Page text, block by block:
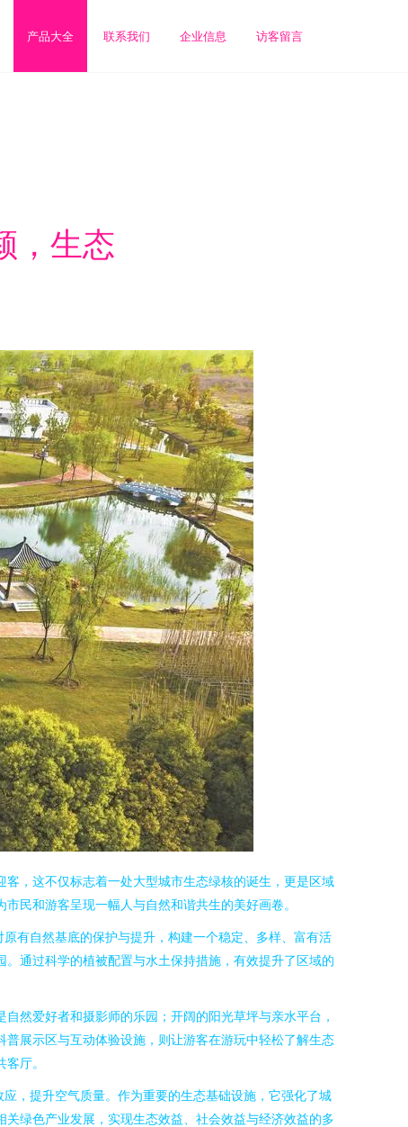
产品大全 联系我们 企业信息 访客留言
，生态
，这不仅标志着一处大型城市生态绿核的诞生，更是区域
民和游客呈现一幅人与自然和谐共生的美好画卷。
有自然基底的保护与提升，构建一个稳定、多样、富有活
通过科学的植被配置与水土保持措施，有效提升了区域的
然爱好者和摄影师的乐园；开阔的阳光草坪与亲水平台，
展示区与互动体验设施，则让游客在游玩中轻松了解生态
厅。
，提升空气质量。作为重要的生态基础设施，它强化了城
绿色产业发展，实现生态效益、社会效益与经济效益的多